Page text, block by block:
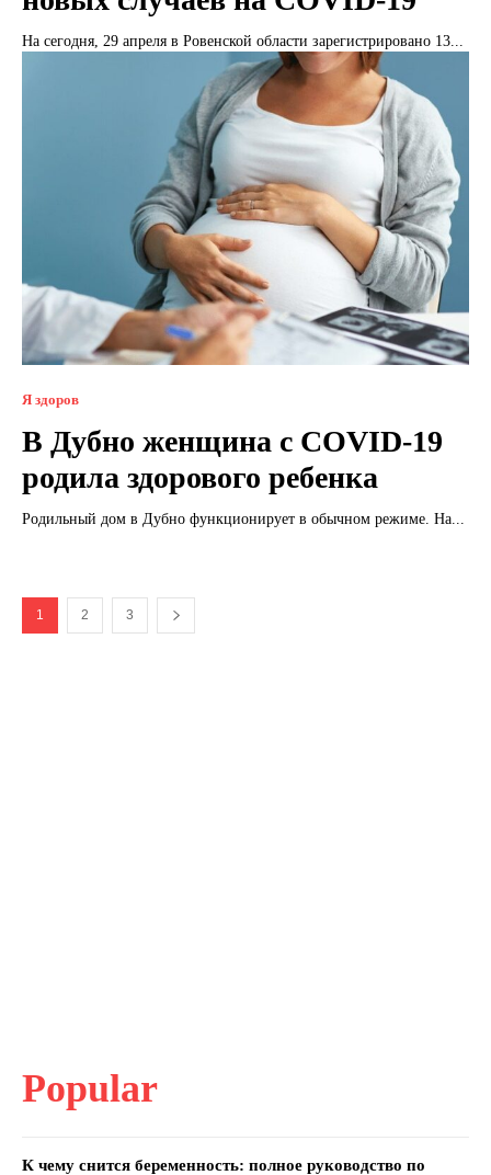
На сегодня, 29 апреля в Ровенской области зарегистрировано 13...
Я здоров
В Дубно женщина с COVID-19
родила здорового ребенка
Родильный дом в Дубно функционирует в обычном режиме. На...
1 2 3
Popular
К чему снится беременность: полное руководство по